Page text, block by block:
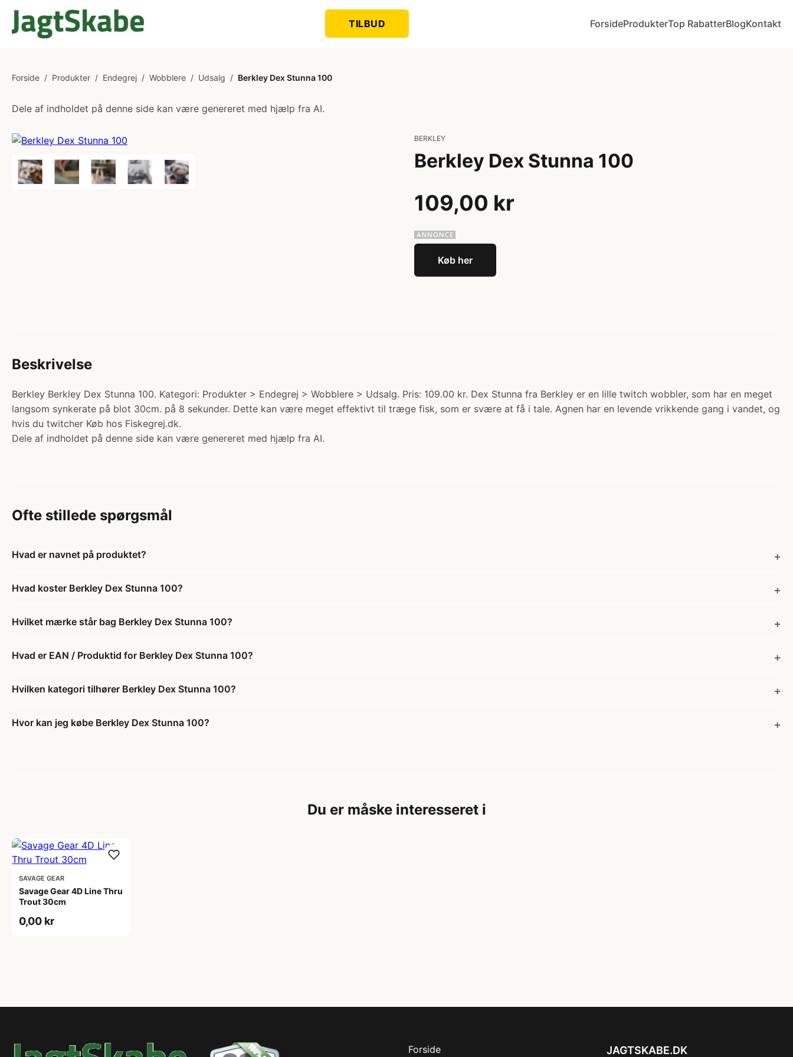
TILBUD ForsideProdukterTop RabatterBlogKontakt
Forside / Produkter / Endegrej / Wobblere / Udsalg / Berkley Dex Stunna 100
Dele af indholdet på denne side kan være genereret med hjælp fra AI.
BERKLEY
Berkley Dex Stunna 100
109,00 kr
Køb her
Beskrivelse
Berkley Berkley Dex Stunna 100. Kategori: Produkter > Endegrej > Wobblere > Udsalg. Pris: 109.00 kr. Dex Stunna fra Berkley er en lille twitch wobbler, som har en meget
langsom synkerate på blot 30cm. på 8 sekunder. Dette kan være meget effektivt til træge fisk, som er svære at få i tale. Agnen har en levende vrikkende gang i vandet, og
hvis du twitcher Køb hos Fiskegrej.dk.
Dele af indholdet på denne side kan være genereret med hjælp fra AI.
Ofte stillede spørgsmål
Hvad er navnet på produktet?
Hvad koster Berkley Dex Stunna 100?
Hvilket mærke står bag Berkley Dex Stunna 100?
Hvad er EAN / Produktid for Berkley Dex Stunna 100?
Hvilken kategori tilhører Berkley Dex Stunna 100?
Hvor kan jeg købe Berkley Dex Stunna 100?
Du er måske interesseret i
SAVAGE GEAR
Savage Gear 4D Line Thru
Trout 30cm
0,00 kr
Forside JAGTSKABE.DK